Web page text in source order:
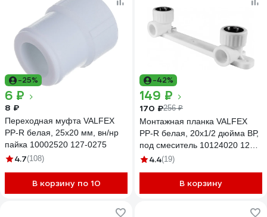
-25%
6 ₽
8 ₽
Переходная муфта VALFEX
PP-R белая, 25х20 мм, вн/нр
пайка 10002520 127-0275
4.7(108)
В корзину по 10
-42%
149 ₽
170 ₽256 ₽
Монтажная планка VALFEX
PP-R белая, 20х1/2 дюйма ВР,
под смеситель 10124020 127-
0298
4.4(19)
В корзину